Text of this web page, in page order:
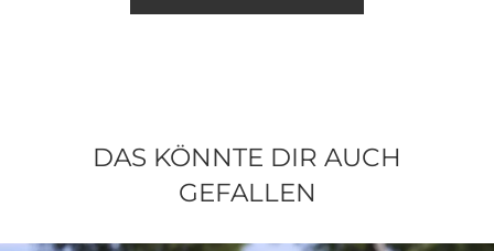
DAS KÖNNTE DIR AUCH
GEFALLEN